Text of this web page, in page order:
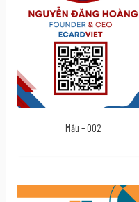
Mẫu – 002